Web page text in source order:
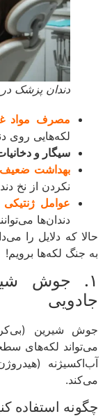
دندان پزشک در
مصرف مواد
لکه‌هایی روی
سیگار و دخانیات:
بهداشت ضعیف
نکردن از نخ
عوامل ژنتیکی یا
دندان‌ها می‌توانند
که دلایل را
لکه‌ها برویم!
جوش
شیرین
لکه‌های سطحی
استفاده کنیم؟